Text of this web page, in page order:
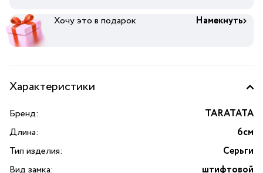
Хочу это в подарок Намекнуть
Характеристики
Бренд:
TARATATA
Длина:
6см
Тип изделия:
Серьги
Вид замка:
штифтовой